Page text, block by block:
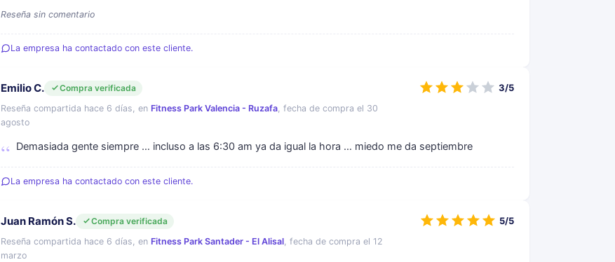
Reseña sin comentario
La empresa ha contactado con este cliente.
Emilio C.
Compra verificada
Reseña compartida hace 6 días, en Fitness Park Valencia - Ruzafa, fecha de compra el 30
agosto
Demasiada gente siempre … incluso a las 6:30 am ya da igual la hora … miedo me da septiembre
3/5
La empresa ha contactado con este cliente.
Juan Ramón S.
Compra verificada
Reseña compartida hace 6 días, en Fitness Park Santader - El Alisal, fecha de compra el 12
marzo
5/5